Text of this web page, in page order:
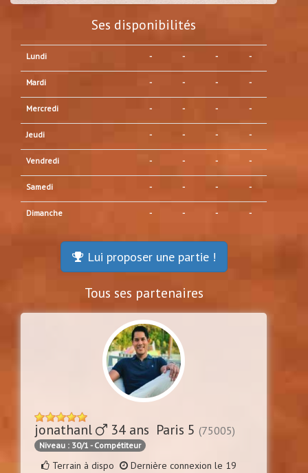
Ses disponibilités
Lundi - - - -
Mardi - - - -
Mercredi - - - -
Jeudi - - - -
Vendredi - - - -
Samedi - - - -
Dimanche - - - -
Lui proposer une partie !
Tous ses partenaires
jonathanl 34 ans Paris 5 (75005)
Niveau : 30/1 - Compétiteur
Terrain à dispo Dernière connexion le 19